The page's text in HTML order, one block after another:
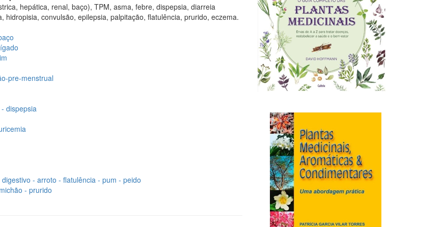
hepática, renal, baço), TPM, asma, febre, dispepsia, diarreia
hidropisia, convulsão, epilepsia, palpitação, flatulência, prurido, eczema.
pre-menstrual
dispepsia
- arroto - flatulência - pum - peido
- prurido